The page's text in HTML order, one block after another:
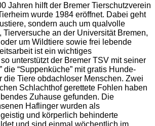
Jahren hilft der Bremer Tierschutzverein
wurde 1984 eröffnet. Dabei geht
sondern auch um qualvolle
Tierversuche an der Universität Bremen,
um Wildtiere sowie frei lebende
ist ein wichtiges
unterstützt der Bremer TSV mit seiner
die “Suppenküche” mit gratis Hunde-
die Tiere obdachloser Menschen. Zwei
Schlachthof gerettete Fohlen haben
Zuhause gefunden. Die
Haflinger wurden als
und körperlich behinderte
und sind einmal wöchentlich im